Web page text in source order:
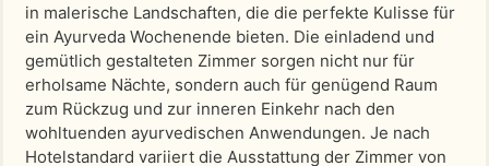
in malerische Landschaften, die die perfekte Kulisse für
ein Ayurveda Wochenende bieten. Die einladend und
gemütlich gestalteten Zimmer sorgen nicht nur für
erholsame Nächte, sondern auch für genügend Raum
zum Rückzug und zur inneren Einkehr nach den
wohltuenden ayurvedischen Anwendungen. Je nach
Hotelstandard variiert die Ausstattung der Zimmer von